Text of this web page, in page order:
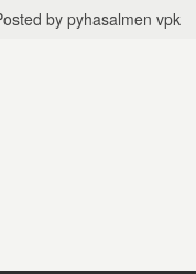
bypyhasalmen vpk